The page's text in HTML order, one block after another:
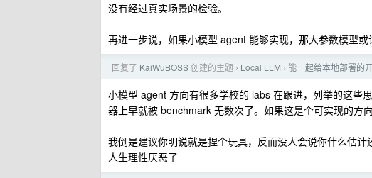
没有经过真实场景的检验。
再进一步说，如果小模型 agent 能够实现，那大参数模型或
回复了 KaiWuBOSS创建的主题 › Local LLM › 能一起给本地部署的
小模型 agent 方向有很多学校的 labs 在跟进，列举的这些
器上早就被 benchmark 无数次了。如果这是个可实现的方
我倒是建议你明说就是捏个玩具，反而没人会说你什么估
人生理性厌恶了